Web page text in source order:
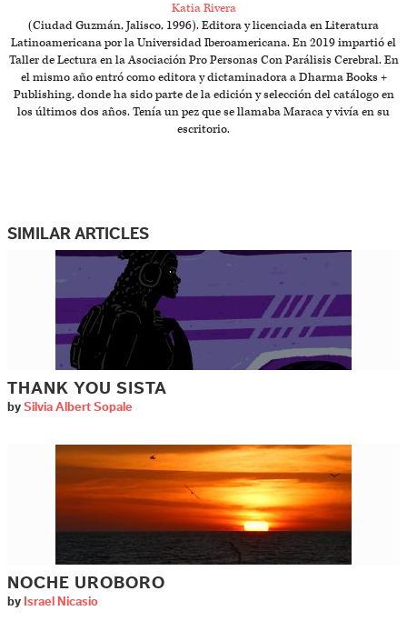
Katia Rivera
(Ciudad Guzmán, Jalisco, 1996). Editora y licenciada en Literatura
Latinoamericana por la Universidad Iberoamericana. En 2019 impartió el
Taller de Lectura en la Asociación Pro Personas Con Parálisis Cerebral. En
el mismo año entró como editora y dictaminadora a Dharma Books +
Publishing, donde ha sido parte de la edición y selección del catálogo en
los últimos dos años. Tenía un pez que se llamaba Maraca y vivía en su
escritorio.
SIMILAR ARTICLES
THANK YOU SISTA
by Silvia Albert Sopale
NOCHE UROBORO
by Israel Nicasio